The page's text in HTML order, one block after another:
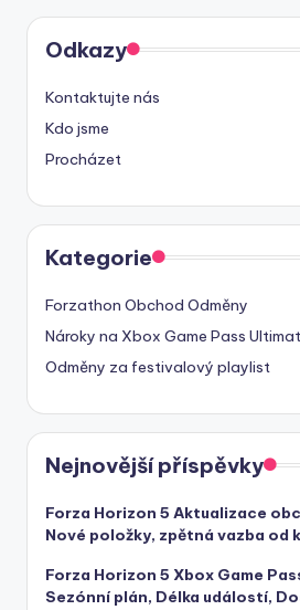
Odkazy
Kontaktujte nás
Kdo jsme
Procházet
Kategorie
Forzathon Obchod Odměny
Nároky na Xbox Game Pass
Odměny za festivalový playlist
Nejnovější příspěvky
Forza Horizon 5 Aktualizace
Nové položky, zpětná vazba od
Forza Horizon 5 Xbox Game
Sezónní plán, Délka událostí,